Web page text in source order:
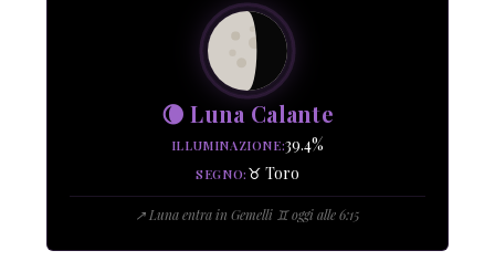
🌘 Luna Calante
ILLUMINAZIONE 39.4%
SEGNO ♉ Toro
↗ Luna entra in Gemelli ♊ oggi alle 6:15